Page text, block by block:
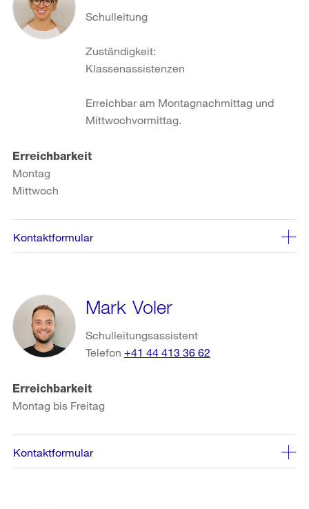
Schulleitung
Zuständigkeit:
Klassenassistenzen
Erreichbar am Montagnachmittag und
Mittwochvormittag.
Erreichbarkeit
Montag
Mittwoch
Kontaktformular
Mark Voler
Schulleitungsassistent
Telefon +41 44 413 36 62
Erreichbarkeit
Montag bis Freitag
Kontaktformular